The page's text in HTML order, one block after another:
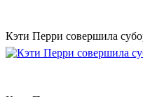
Кэти Перри совершила